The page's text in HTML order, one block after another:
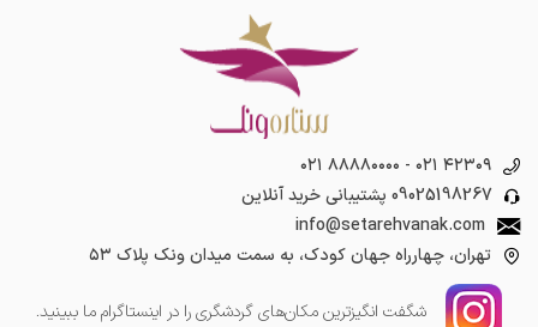
۰۲۱ ۸۸۸۸۰۰۰۰ - ۰۲۱ ۴۲۳۰۹
09025198267 پشتیبانی خرید آنلاین
info@setarehvanak.com
تهران، چهارراه جهان کودک، به سمت میدان ونک پلاک ۵۳
شگفت انگیز‌ترین مکان‌های گردشگری را در اینستاگرام ما ببینید.